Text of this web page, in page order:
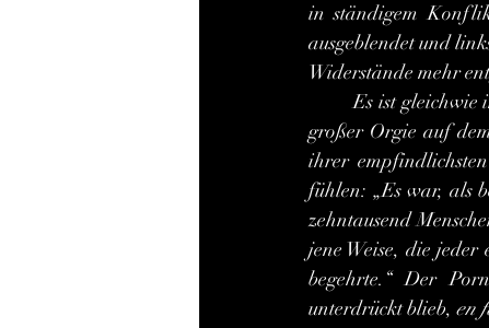
in ständigem
ausgeblendet und
Widerstände mehr
Es ist
großer Orgie auf
ihrer
fühlen: „Es war, als
zehntausend
jene Weise, die
begehrte.“ Der
unterdrückt blieb, en